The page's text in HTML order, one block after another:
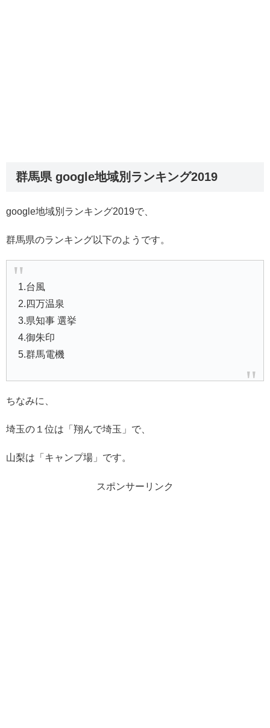
群馬県 google地域別ランキング2019
google地域別ランキング2019で、
群馬県のランキング以下のようです。
1.台風
2.四万温泉
3.県知事 選挙
4.御朱印
5.群馬電機
ちなみに、
埼玉の１位は「翔んで埼玉」で、
山梨は「キャンプ場」です。
スポンサーリンク